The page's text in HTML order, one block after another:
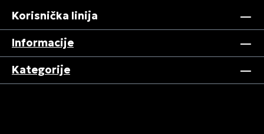
Korisnička linija
Informacije
Kategorije